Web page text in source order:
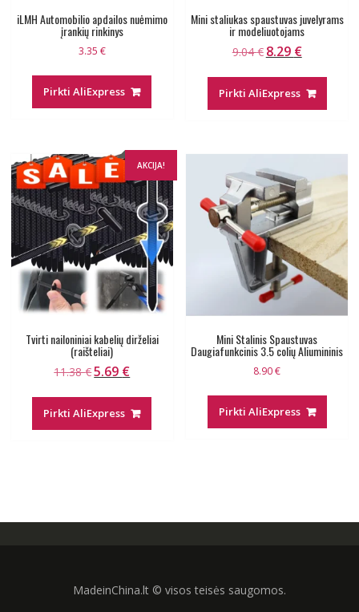
iLMH Automobilio apdailos nuėmimo
įrankių rinkinys
3.35 €
Pirkti AliExpress
Mini staliukas spaustuvas juvelyrams
ir modeliuotojams
9.04€ Original
9.04 €.
8.29 €Current
8.29 €.
Pirkti AliExpress
AKCIJA!
Tvirti nailoniniai kabelių dirželiai
(raišteliai)
11.38€Original
11.38 €.
5.69 €Current
5.69 €.
Pirkti AliExpress
Mini Stalinis Spaustuvas
Daugiafunkcinis 3.5 colių Aliumininis
8.90€
Pirkti AliExpress
MadeinChina.lt © visos teisės saugomos.